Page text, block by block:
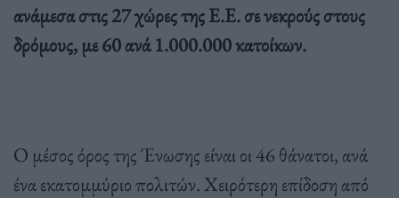
ανάμεσα στις 27 χώρες της Ε.Ε. σε νεκρούς στους
δρόμους, με 60 ανά 1.000.000 κατοίκων.
Ο μέσος όρος της Ένωσης είναι οι 46 θάνατοι, ανά
ένα εκατομμύριο πολιτών. Χειρότερη επίδοση από